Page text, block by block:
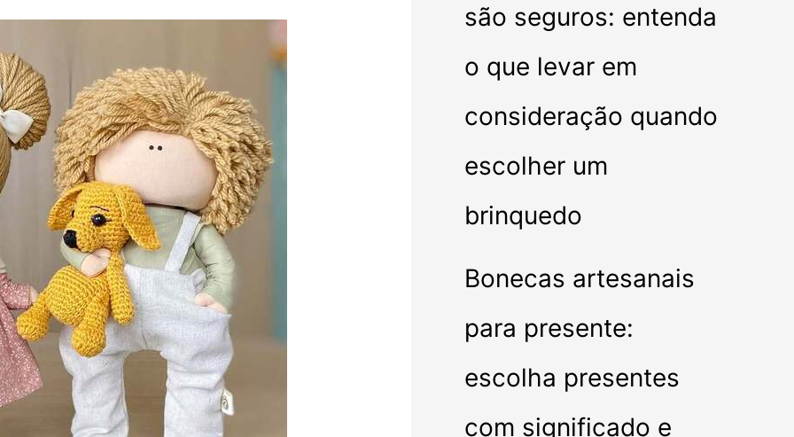
são seguros: entenda
o que levar em
consideração quando
escolher um
brinquedo
Bonecas artesanais
para presente:
escolha presentes
com significado e